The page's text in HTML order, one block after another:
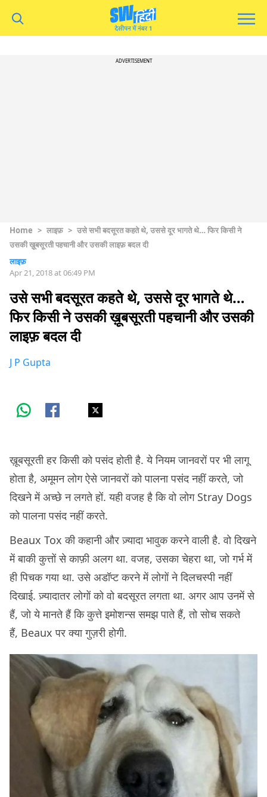
ADVERTISEMENT
Home > लाइफ़ > उसे सभी बदसूरत कहते थे, उससे दूर भागते थे… फिर किसी ने
उसकी ख़ूबसूरती पहचानी और उसकी लाइफ़ बदल दी
लाइफ़
Apr 21, 2018 at 06:49 PM
उसे सभी बदसूरत कहते थे, उससे दूर भागते थे…
फिर किसी ने उसकी ख़ूबसूरती पहचानी और उसकी
लाइफ़ बदल दी
J P Gupta
ख़ूबसूरती हर किसी को पसंद होती है. ये नियम जानवरों पर भी लागू
होता है, अमूमन लोग ऐसे जानवरों को पालना पसंद नहीं करते, जो
दिखने में अच्छे न लगते हों. यही वजह है कि वो लोग Stray Dogs
को पालना पसंद नहीं करते.
Beaux Tox की कहानी और ज़्यादा भावुक करने वाली है. वो दिखने
में बाकी कुत्तों से काफ़ी अलग था. वजह, उसका चेहरा था, जो गर्भ में
ही पिचक गया था. उसे अडॉप्ट करने में लोगों ने दिलचस्पी नहीं
दिखाई. ज़्यादातर लोगों को वो बदसूरत लगता था. अगर आप उनमें से
हैं, जो ये मानते हैं कि कुत्ते इमोशन्स समझ पाते हैं, तो सोच सकते
हैं, Beaux पर क्या गुज़री होगी.